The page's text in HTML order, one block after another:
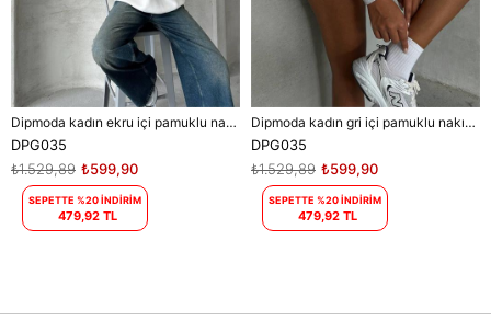
Dipmoda kadın ekru içi pamuklu nakış detaylı sweat DPG035
DPG035
₺599,90
₺1.529,89
SEPETTE %20 İNDİRİM
479,92 TL
Dipmoda kadın gri içi pamuklu nakış detaylı sweat DPG035
DPG035
₺599,90
₺1.529,89
SEPETTE %20 İNDİRİM
479,92 TL